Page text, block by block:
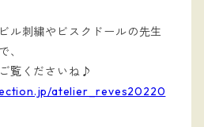
ル刺繍やビスクドールの先生
、
覧くださいね♪
atelier_reves20220